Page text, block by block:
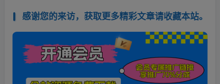
感谢您的来访，获取更多精彩文章请收藏本站。